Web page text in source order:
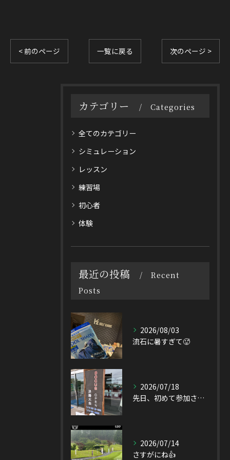
< 前のページ 一覧に戻る 次のページ >
カテゴリー Categories
全てのカテゴリー
シミュレーション
レッスン
練習場
初心者
体験
最近の投稿
Recent
Posts
2026/08/03
流石に暑すぎて🥵
2026/07/18
先日、初めて参加させて頂いたDOCUS OPEN Tourn...
2026/07/14
さすがにね👍